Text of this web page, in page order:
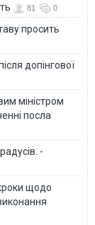
81 0
просить
допінгової
міністром
посла
-
щодо